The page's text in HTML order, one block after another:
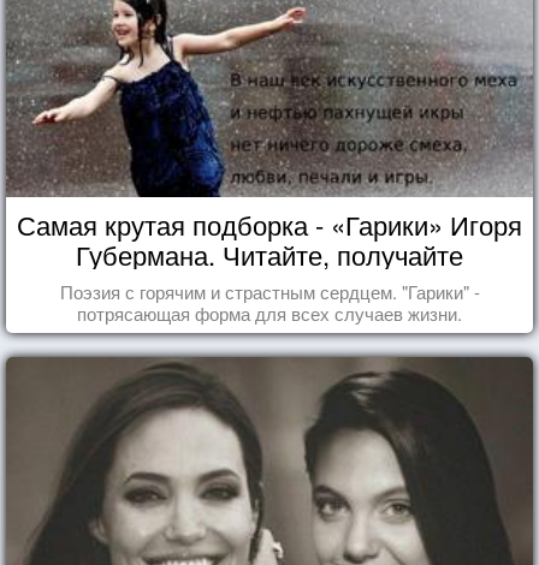
Самая крутая подборка - «Гарики» Игоря
Губермана. Читайте, получайте
удовольствие!
Поэзия с горячим и страстным сердцем. "Гарики" -
потрясающая форма для всех случаев жизни.